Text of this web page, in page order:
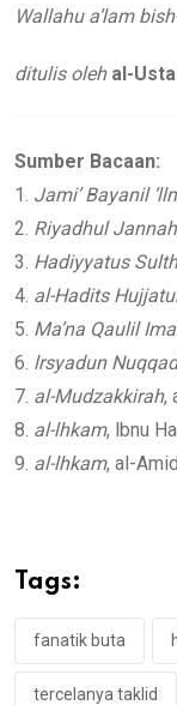
Wallahu a’lam
ditulis oleh al-
Sumber Bacaan:
1. Jami’ Bayanil
2. Riyadhul Jannah
3. Hadiyyatus
4. al-Hadits
5. Ma’na Qaulil
6. lrsyadun Nuqqad
7. al-Mudzakkirah,
8. al-lhkam, lbnu
9. al-lhkam, al-
Tags:
fanatik buta
tercelanya taklid